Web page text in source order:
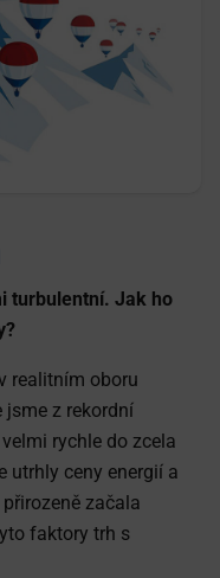
turbulentní. Jak ho
realitním oboru
jsme z rekordní
rychle do zcela
utrhly ceny energií a
začala
faktory trh s